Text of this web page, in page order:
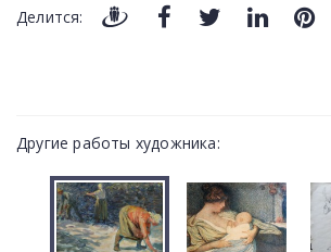
Делится:
Другие работы художника: